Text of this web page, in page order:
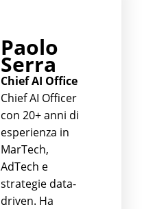
Paolo
Serra
Chief AI Office
Chief AI Officer
con 20+ anni di
esperienza in
MarTech,
AdTech e
strategie data-
driven. Ha